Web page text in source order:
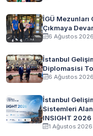
İGÜ Mezunları
Çıkmaya
6 Ağustos
İstanbul
Diplomasisi
6 Ağustos
İstanbul
Sistemleri
INSIGHT
1 Ağustos